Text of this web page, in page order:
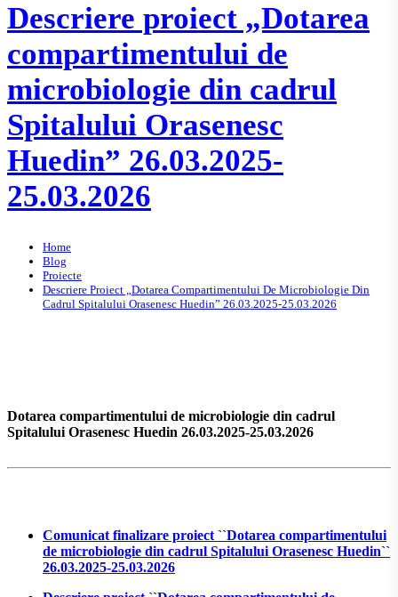
Descriere proiect „Dotarea
compartimentului de
microbiologie din cadrul
Spitalului Orasenesc
Huedin” 26.03.2025-
25.03.2026
Home
Blog
Proiecte
Descriere Proiect „Dotarea Compartimentului De Microbiologie Din
Cadrul Spitalului Orasenesc Huedin” 26.03.2025-25.03.2026
Dotarea compartimentului de microbiologie din cadrul
Spitalului Orasenesc Huedin 26.03.2025-25.03.2026
Comunicat finalizare proiect ``Dotarea compartimentului
de microbiologie din cadrul Spitalului Orasenesc Huedin``
26.03.2025-25.03.2026